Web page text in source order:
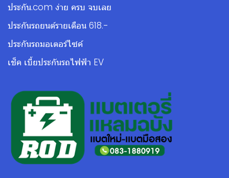
ประกัน.com ง่าย ครบ จบเลย
ประกันรถยนต์รายเดือน 618.-
ประกันรถมอเตอร์ไซค์
เช็ค เบี้ยประกันรถไฟฟ้า EV